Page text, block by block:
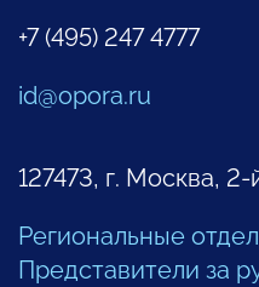
+7 (495) 247 4777
id@opora.ru
127473, г. Москва,
Региональные
Представители за